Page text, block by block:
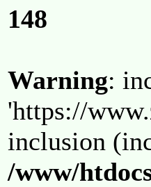
148
Warning:
'https://
inclusion
/www/